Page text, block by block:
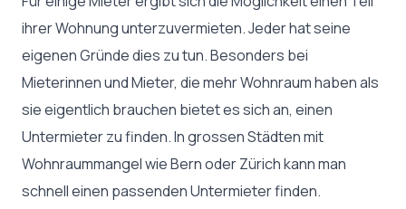
ihrer Wohnung unterzuvermieten. Jeder hat seine
eigenen Gründe dies zu tun. Besonders bei
Mieterinnen und Mieter, die mehr Wohnraum haben als
sie eigentlich brauchen bietet es sich an, einen
Untermieter zu finden. In grossen Städten mit
Wohnraummangel wie Bern oder Zürich kann man
schnell einen passenden Untermieter finden.